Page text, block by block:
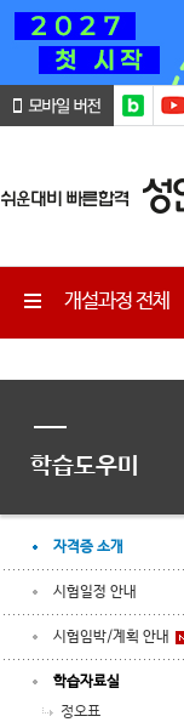
개설과정 전체
학습도우미
자격증 소개
시험일정 안내
시험임박/계획 안내
학습자료실
정오표